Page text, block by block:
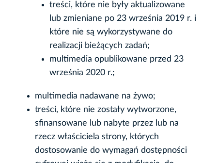
treści, które nie były aktualizowane
lub zmieniane po 23 września 2019 r. i
które nie są wykorzystywane do
realizacji bieżących zadań;
multimedia opublikowane przed 23
września 2020 r.;
multimedia nadawane na żywo;
treści, które nie zostały wytworzone,
sfinansowane lub nabyte przez lub na
rzecz właściciela strony, których
dostosowanie do wymagań dostępności